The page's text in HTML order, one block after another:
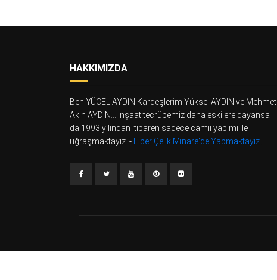
HAKKIMIZDA
Ben YÜCEL AYDIN Kardeşlerim Yüksel AYDIN ve Mehmet
Akın AYDIN... İnşaat tecrübemiz daha eskilere dayansa
da 1993 yılından itibaren sadece camii yapımı ile
uğraşmaktayız. - Fiber Çelik Minare'de Yapmaktayız.